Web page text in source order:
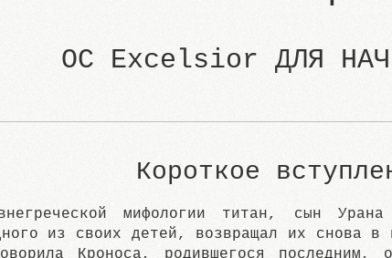
ОС Excelsior ДЛЯ
Короткое
мифологии титан, сын
из своих детей, возвращал их снова в
Кроноса, родившегося последним,